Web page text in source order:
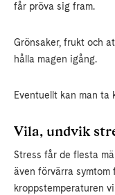
får pröva sig fram.
Grönsaker, frukt och
hålla magen igång.
Eventuellt kan man
Vila, undvik
Stress får de flesta
även förvärra symtom
kroppstemperaturen